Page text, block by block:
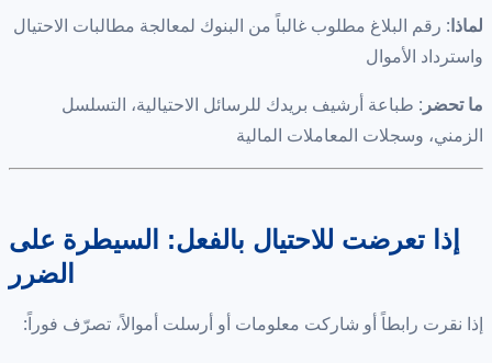
لماذا: رقم البلاغ مطلوب غالباً من البنوك لمعالجة مطالبات الاحتيال
واسترداد الأموال
ما تحضر : طباعة أرشيف بريدك للرسائل الاحتيالية، التسلسل
الزمني، وسجلات المعاملات المالية
إذا تعرضت للاحتيال بالفعل: السيطرة على
الضرر
إذا نقرت رابطاً أو شاركت معلومات أو أرسلت أموالاً، تصرّف فوراً: